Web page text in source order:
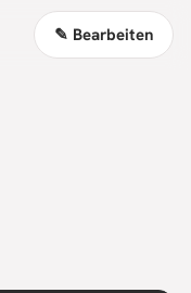
✎ Bearbeiten